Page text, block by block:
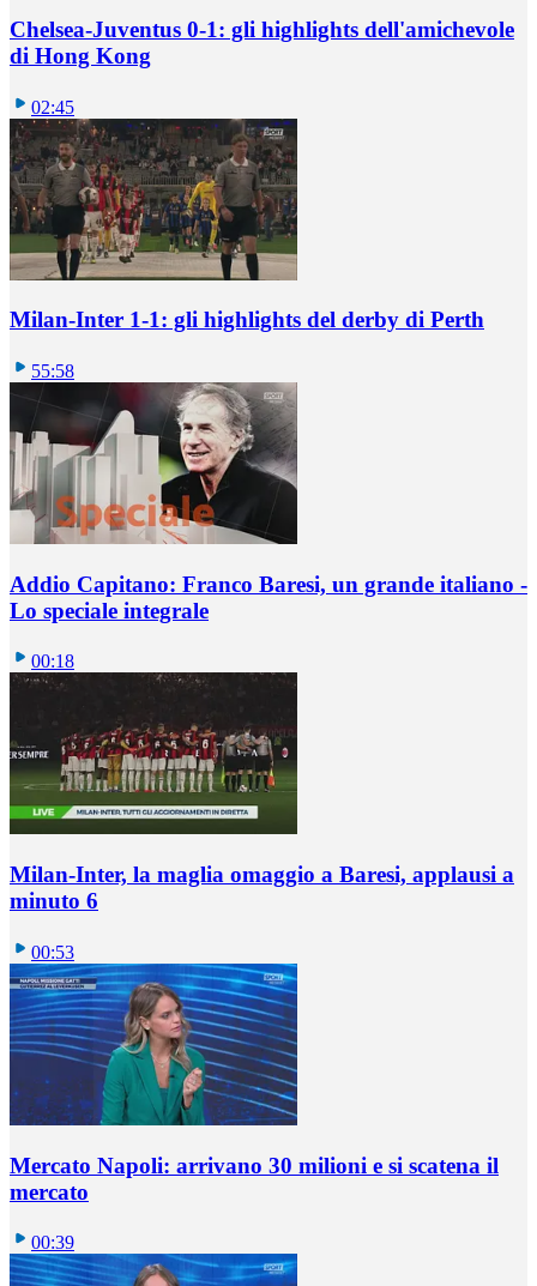
Chelsea-Juventus 0-1: gli highlights dell'amichevole
di Hong Kong
02:45
Milan-Inter 1-1: gli highlights del derby di Perth
55:58
Addio Capitano: Franco Baresi, un grande italiano -
Lo speciale integrale
00:18
Milan-Inter, la maglia omaggio a Baresi, applausi a
minuto 6
00:53
Mercato Napoli: arrivano 30 milioni e si scatena il
mercato
00:39